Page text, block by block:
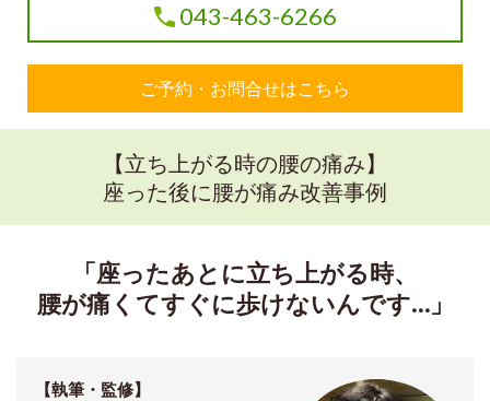
043-463-6266
ご予約・お問合せはこちら
【立ち上がる時の腰の痛み】
座った後に腰が痛み改善事例
「座ったあとに立ち上がる時、
腰が痛くてすぐに歩けないんです…」
【執筆・監修】